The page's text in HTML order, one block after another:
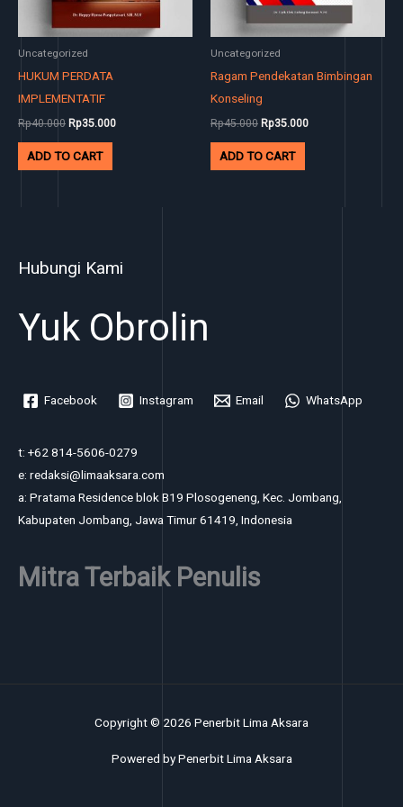
Uncategorized
HUKUM PERDATA
IMPLEMENTATIF
Rp40.000 Rp35.000
ADD TO CART
Uncategorized
Ragam Pendekatan Bimbingan
Konseling
Rp45.000 Rp35.000
ADD TO CART
Hubungi Kami
Yuk Obrolin
Facebook Instagram Email WhatsApp
t: +62 814-5606-0279
e: redaksi@limaaksara.com
a: Pratama Residence blok B19 Plosogeneng, Kec. Jombang,
Kabupaten Jombang, Jawa Timur 61419, Indonesia
Mitra Terbaik Penulis
Copyright © 2026 Penerbit Lima Aksara
Powered by Penerbit Lima Aksara